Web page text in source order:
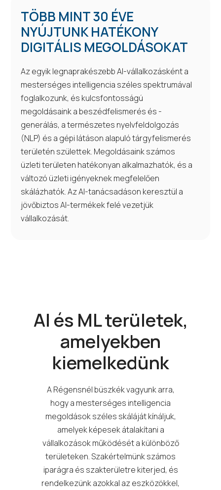
TÖBB MINT 30 ÉVE
NYÚJTUNK HATÉKONY
DIGITÁLIS MEGOLDÁSOKAT
Az egyik legnaprakészebb AI-vállalkozásként a
mesterséges intelligencia széles spektrumával
foglalkozunk, és kulcsfontosságú
megoldásaink a beszédfelismerés és -
generálás, a természetes nyelvfeldolgozás
(NLP) és a gépi látáson alapuló tárgyfelismerés
területén születtek. Megoldásaink számos
üzleti területen hatékonyan alkalmazhatók, és a
változó üzleti igényeknek megfelelően
skálázhatók. Az AI-tanácsadáson keresztül a
jövőbiztos AI-termékek felé vezetjük
vállalkozását.
AI és ML területek,
amelyekben
kiemelkedünk
A Régensnél büszkék vagyunk arra,
hogy a mesterséges intelligencia
megoldások széles skáláját kínáljuk,
amelyek képesek átalakítani a
vállalkozások működését a különböző
területeken. Szakértelmünk számos
iparágra és szakterületre kiterjed, és
rendelkezünk azokkal az eszközökkel,